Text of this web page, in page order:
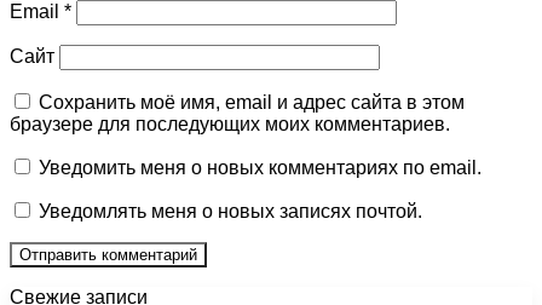
Email *
Сайт
Сохранить моё имя, email и адрес сайта в этом
браузере для последующих моих комментариев.
Уведомить меня о новых комментариях по email.
Уведомлять меня о новых записях почтой.
Свежие записи